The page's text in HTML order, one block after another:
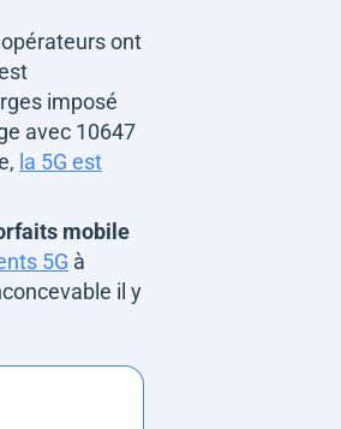
ont
imposé
avec 10647
la 5G est
mobile
5G à
il y